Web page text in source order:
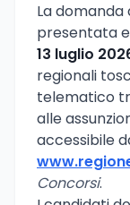
La
presentata
13 luglio
regionali
telematico
alle
accessibile
Concorsi.